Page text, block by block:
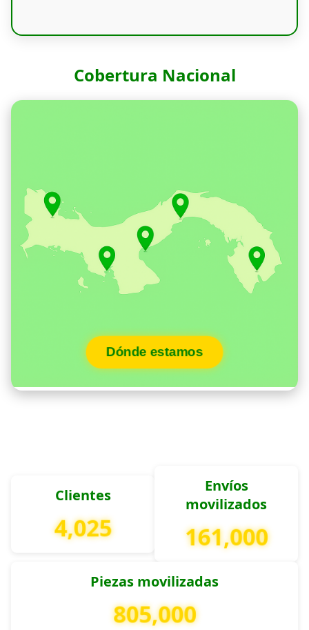
Cobertura Nacional
Dónde estamos
Clientes
4,750
Envíos
movilizados
190,000
Piezas movilizadas
950,000